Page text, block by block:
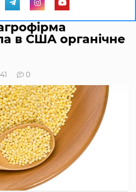
в США органічне
0